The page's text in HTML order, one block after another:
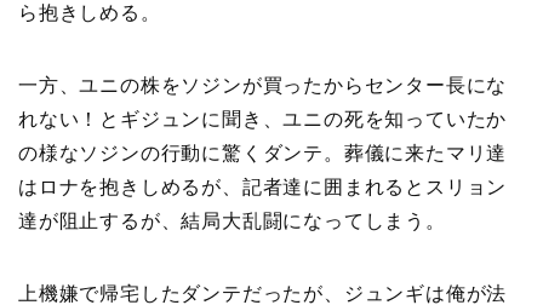
ら抱きしめる。
一方、ユニの株をソジンが買ったからセンター長にな
れない！とギジュンに聞き、ユニの死を知っていたか
の様なソジンの行動に驚くダンテ。葬儀に来たマリ達
はロナを抱きしめるが、記者達に囲まれるとスリョン
達が阻止するが、結局大乱闘になってしまう。
上機嫌で帰宅したダンテだったが、ジュンギは俺が法